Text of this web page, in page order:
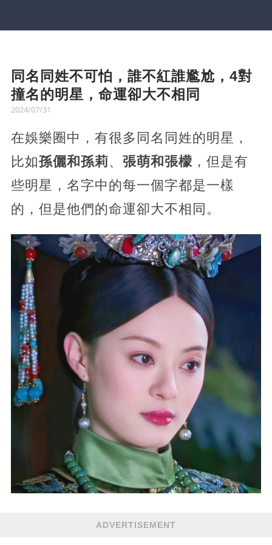
同名同姓不可怕，誰不紅誰尷尬，4對
撞名的明星，命運卻大不相同
2024/07/31
在娛樂圈中，有很多同名同姓的明星，
比如孫儷和孫莉、 張萌和張檬，但是有
些明星，名字中的每一個字都是一樣
的，但是他們的命運卻大不相同。
ADVERTISEMENT